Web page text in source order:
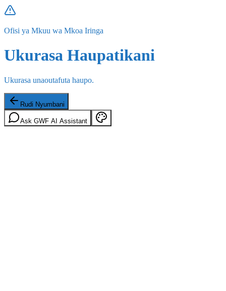
Ofisi ya Mkuu wa Mkoa Iringa
Ukurasa Haupatikani
Ukurasa unaoutafuta haupo.
Rudi Nyumbani
Ask GWF AI Assistant